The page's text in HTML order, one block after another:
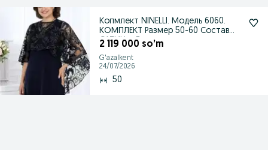
Копмлект NINELLI. Модель 6060.
КОМПЛЕКТ Размер 50-60 Состав
САТИН + Г
2 119 000 so’m
G'azalkent
24/07/2026
50